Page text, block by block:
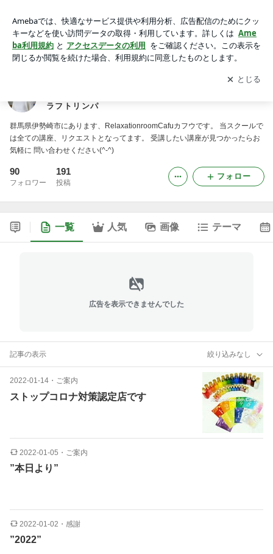
ー数秘＆カラーdeサンキャッチャーアロマクラフトリンパ
アプリをダウンロードして ブログの更新通知
を受け取りまし
ょう。
開く
ラフトリンパ
群馬県伊勢崎市にあります、RelaxationroomCafuカフウです。 当スクールで
は全ての講座、リクエストとなってます。 受講したい講座が見つかったらお
気軽に 問い合わせください(^-^)
90
フォロワー
191
投稿
フォロー
一覧 人気 画像 テーマ
広告を表示できませんでした
記事の表示 絞り込みなし
2022-01-14 ・ ご案内
ストップコロナ対策認定店です
2022-01-05 ・ ご案内
”本日より”
2022-01-02 ・ 感謝
”2022”